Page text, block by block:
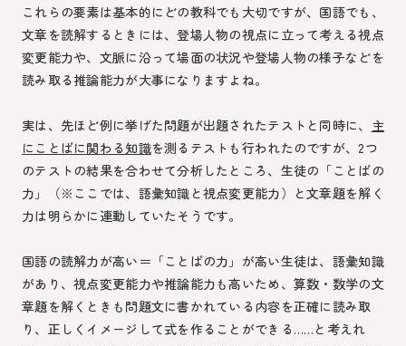
これらの要素は基本的にどの教科でも大切ですが、国語でも、
文章を読解するときには、登場人物の視点に立って考える視点
変更能力や、文脈に沿って場面の状況や登場人物の様子などを
読み取る推論能力が大事になりますよね。
実は、先ほど例に挙げた問題が出題されたテストと同時に、 主
にことばに関わる知識を測るテストも行われたのですが、2つ
のテストの結果を合わせて分析したところ、生徒の「ことばの
力」（※ここでは、語彙知識と視点変更能力）と文章題を解く
力は明らかに連動していたそうです。
国語の読解力が高い＝「ことばの力」が高い生徒は、語彙知識
があり、視点変更能力や推論能力も高いため、算数・数学の文
章題を解くときも問題文に書かれている内容を正確に読み取
り、正しくイメージして式を作ることができる……と考えれ